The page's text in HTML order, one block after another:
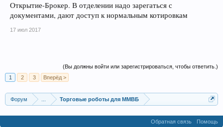
Открытие-Брокер. В отделении надо зарегаться с
документами, дают доступ к нормальным котировкам
17 июл 2017
(Вы должны войти или зарегистрироваться, чтобы ответить.)
1
2 3 Вперёд >
Форум Торговые роботы для ММВБ
Обратная связь Помощь